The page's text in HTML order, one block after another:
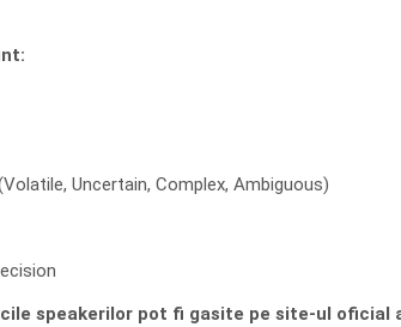
Uncertain, Complex, Ambiguous)
speakerilor pot fi gasite pe site-ul oficial